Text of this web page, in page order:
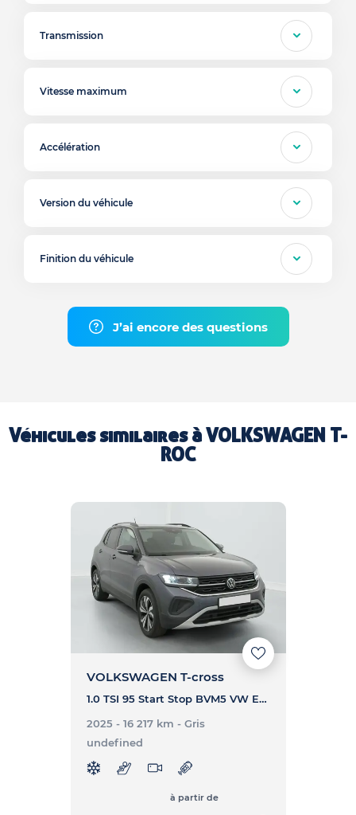
Transmission
Vitesse maximum
Accélération
Version du véhicule
Finition du véhicule
J’ai encore des questions
Véhicules similaires àVOLKSWAGEN T-
ROC
VOLKSWAGEN T-cross
1.0 TSI 95 Start Stop BVM5 VW Edition - T-CROSS 1.0 TSI 95 Start Stop BVM5 VW Edition
2025 - 16 217 km - Gris
undefined
à partir de